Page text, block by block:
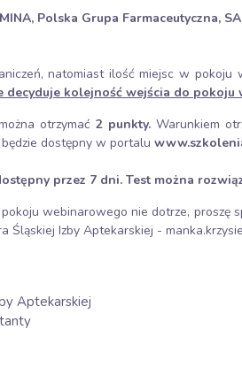
Polska Grupa Farmaceutyczna,
natomiast ilość miejsc w pokoju
decyduje kolejność wejścia do pokoju
otrzymać 2 punkty.Warunkiem
dostępny w portalu
przez 7 dni. Test można
webinarowego nie dotrze, proszę
Śląskiej Izby Aptekarskiej -
Aptekarskiej